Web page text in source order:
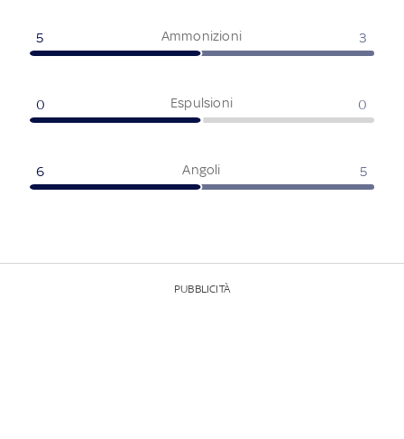
Ammonizioni
5 3
Espulsioni
0 0
Angoli
6 5
PUBBLICITÀ